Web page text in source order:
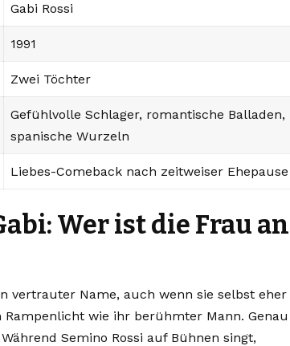
Gabi Rossi
1991
Zwei Töchter
Gefühlvolle Schlager, romantische Balladen,
spanische Wurzeln
Liebes-Comeback nach zeitweiser Ehepause
Wer ist die Frau an
vertrauter Name, auch wenn sie selbst eher
wie ihr berühmter Mann. Genau
Semino Rossi auf Bühnen singt,